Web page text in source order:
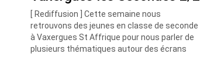
[ Rediffusion ] Cette semaine nous
retrouvons des jeunes en classe de seconde
à Vaxergues St Affrique pour nous parler de
plusieurs thématiques autour des écrans